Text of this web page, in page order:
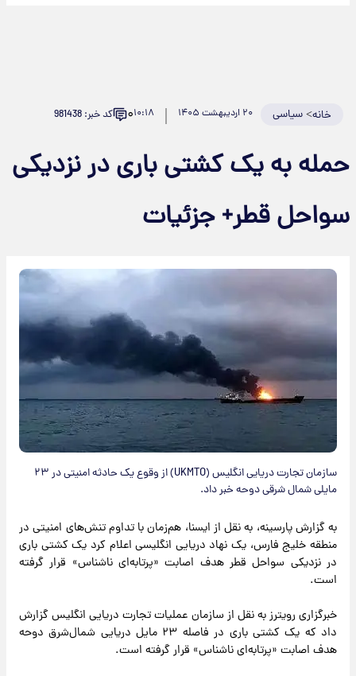
خانه>سیاسی ۲۰ اردیبهشت ۱۴۰۵ ۱۰:۱۸۰ کد خبر: 981438
حمله به یک کشتی باری در نزدیکی
سواحل قطر+ جزئیات
سازمان تجارت دریایی انگلیس (UKMTO) از وقوع یک حادثه امنیتی در ۲۳
مایلی شمال شرقی دوحه خبر داد.
به گزارش پارسینه، به نقل از ایسنا، هم‌زمان با تداوم تنش‌های امنیتی در
منطقه خلیج فارس، یک نهاد دریایی انگلیسی اعلام کرد یک کشتی باری
در نزدیکی سواحل قطر هدف اصابت «پرتابه‌ای ناشناس» قرار گرفته
است.
خبرگزاری رویترز به نقل از سازمان عملیات تجارت دریایی انگلیس گزارش
داد که یک کشتی باری در فاصله ۲۳ مایل دریایی شمال‌شرق دوحه
هدف اصابت «پرتابه‌ای ناشناس» قرار گرفته است.